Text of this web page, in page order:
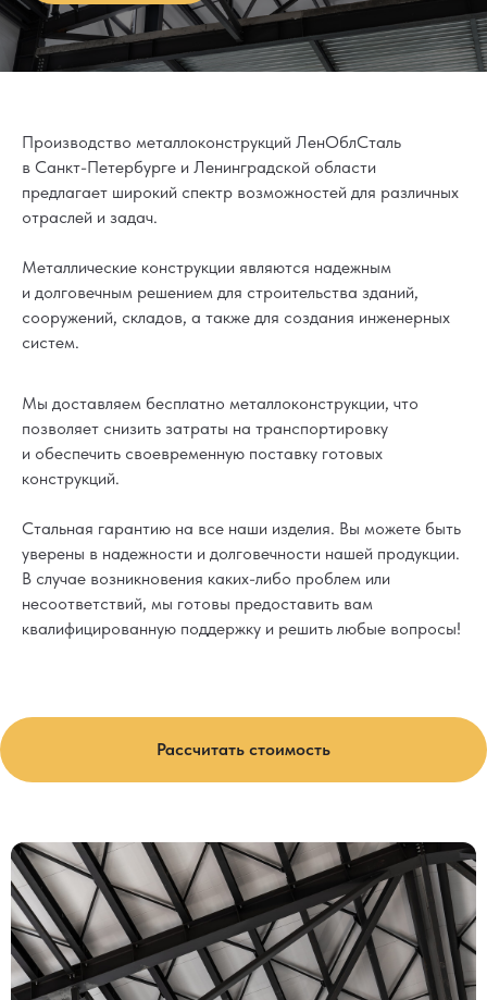
Производство металлоконструкций ЛенОблСталь
в Санкт-Петербурге и Ленинградской области
предлагает широкий спектр возможностей для различных
отраслей и задач.
Металлические конструкции являются надежным
и долговечным решением для строительства зданий,
сооружений, складов, а также для создания инженерных
систем.
Мы доставляем бесплатно металлоконструкции, что
позволяет снизить затраты на транспортировку
и обеспечить своевременную поставку готовых
конструкций.
Стальная гарантию на все наши изделия. Вы можете быть
уверены в надежности и долговечности нашей продукции.
В случае возникновения каких-либо проблем или
несоответствий, мы готовы предоставить вам
квалифицированную поддержку и решить любые вопросы!
Рассчитать стоимость